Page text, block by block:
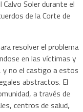
Calvo Soler durante el
de la Corte de
resolver el problema
en las víctimas y
y no el castigo a estos
abstractos. El
a través de
centros de salud,